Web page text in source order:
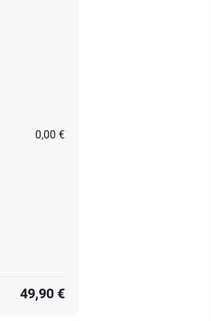
0,00 €
49,90 €